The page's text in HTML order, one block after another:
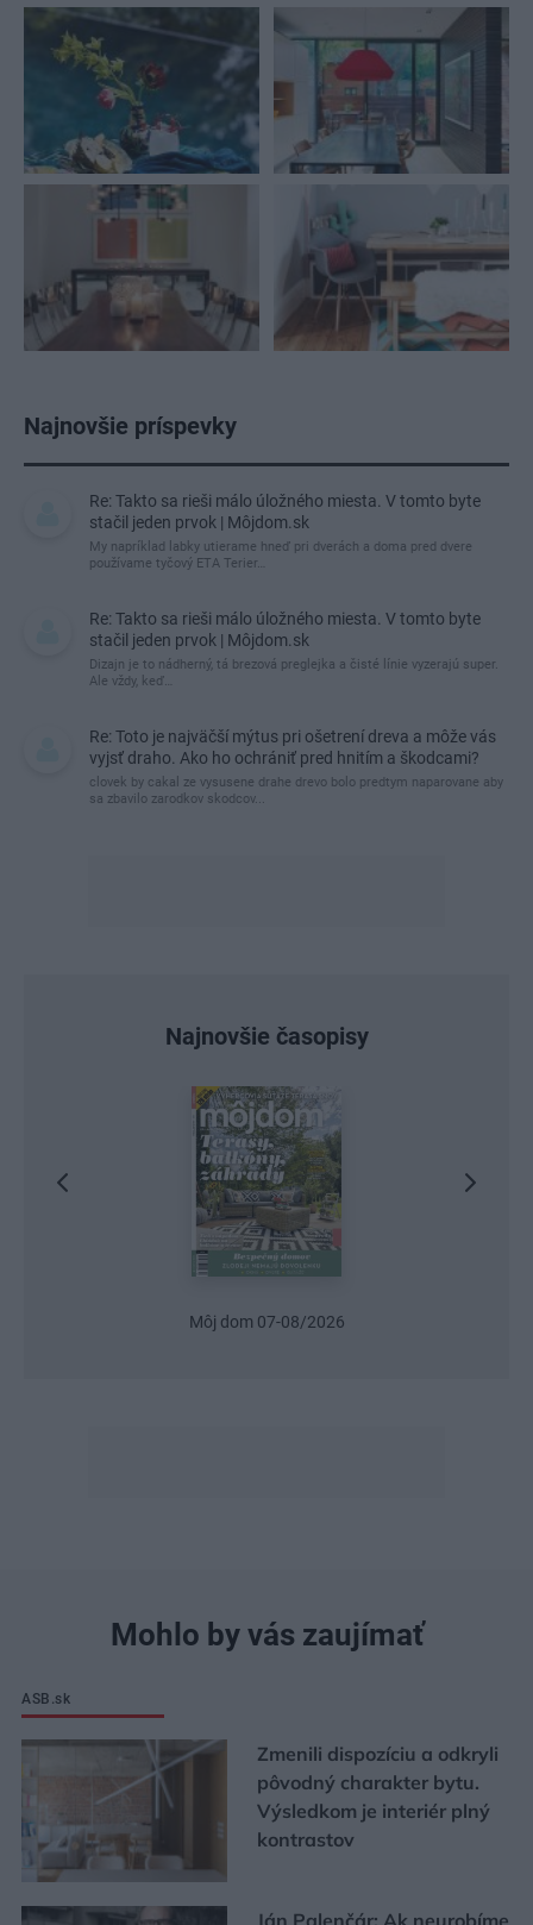
Najnovšie príspevky
Re: Takto sa rieši málo úložného miesta. V tomto byte
stačil jeden prvok | Môjdom.sk
My napríklad labky utierame hneď pri dverách a doma pred dvere
používame tyčový ETA Terier…
Re: Takto sa rieši málo úložného miesta. V tomto byte
stačil jeden prvok | Môjdom.sk
Dizajn je to nádherný, tá brezová preglejka a čisté línie vyzerajú super.
Ale vždy, keď…
Re: Toto je najväčší mýtus pri ošetrení dreva a môže vás
vyjsť draho. Ako ho ochrániť pred hnitím a škodcami?
clovek by cakal ze vysusene drahe drevo bolo predtym naparovane aby
sa zbavilo zarodkov skodcov...
Najnovšie časopisy
Môj dom 07-08/2026
Mohlo by vás zaujímať
ASB.sk
Zmenili dispozíciu a odkryli
pôvodný charakter bytu.
Výsledkom je interiér plný
kontrastov
Ján Palenčár: Ak neurobíme